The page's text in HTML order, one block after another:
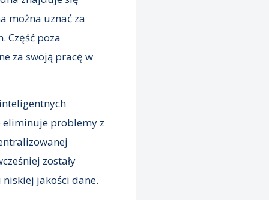
można uznać za
Część poza
za swoją pracę w
eliminuje problemy z
zostały
jakości dane.